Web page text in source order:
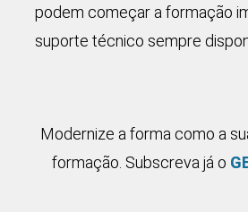
podem começar a formação
suporte técnico sempre
Modernize a forma como a
formação. Subscreva já o